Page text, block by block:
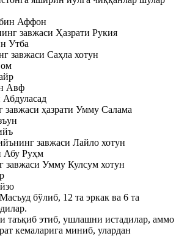
Аффон
завжаси Ҳазрати Рукия
Утба
завжаси Саҳла хотун
Авф
завжаси ҳазрати Умму Салама
завжаси Лайло хотун
Абу Руҳм
завжаси Умму Кулсум хотун
бўлиб, 12 та эркак ва 6 та
таъқиб этиб, ушлашни истадилар, аммо
кемаларига миниб, улардан